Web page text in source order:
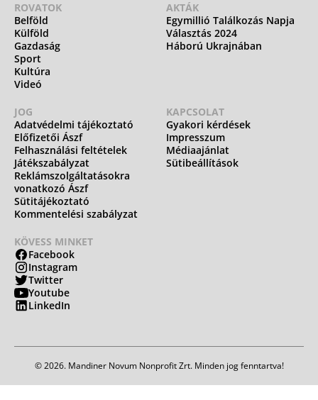
ROVATOK
Belföld
Külföld
Gazdaság
Sport
Kultúra
Videó
AKTÁK
Egymillió Találkozás Napja
Választás 2024
Háború Ukrajnában
JOG
Adatvédelmi tájékoztató
Előfizetői Ászf
Felhasználási feltételek
Játékszabályzat
Reklámszolgáltatásokra
vonatkozó Ászf
Sütitájékoztató
Kommentelési szabályzat
KAPCSOLAT
Gyakori kérdések
Impresszum
Médiaajánlat
Sütibeállítások
KÖVESS MINKET
Facebook
Instagram
Twitter
Youtube
LinkedIn
© 2026. Mandiner Novum Nonprofit Zrt. Minden jog fenntartva!